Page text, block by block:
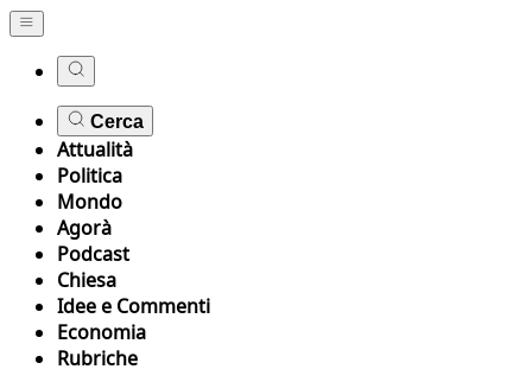
Cerca
Attualità
Politica
Mondo
Agorà
Podcast
Chiesa
Idee e Commenti
Economia
Rubriche